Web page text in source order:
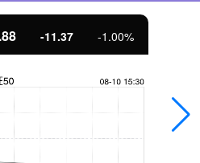
-11.37 -1.00%